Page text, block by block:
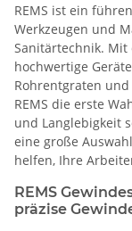
REMS ist ein
Werkzeugen und
Sanitärtechnik.
hochwertige
Rohrentgraten
REMS die erste
und Langlebigkeit
eine große
helfen, Ihre
REMS
präzise